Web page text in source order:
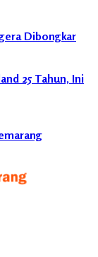
Dibongkar
25 Tahun, Ini